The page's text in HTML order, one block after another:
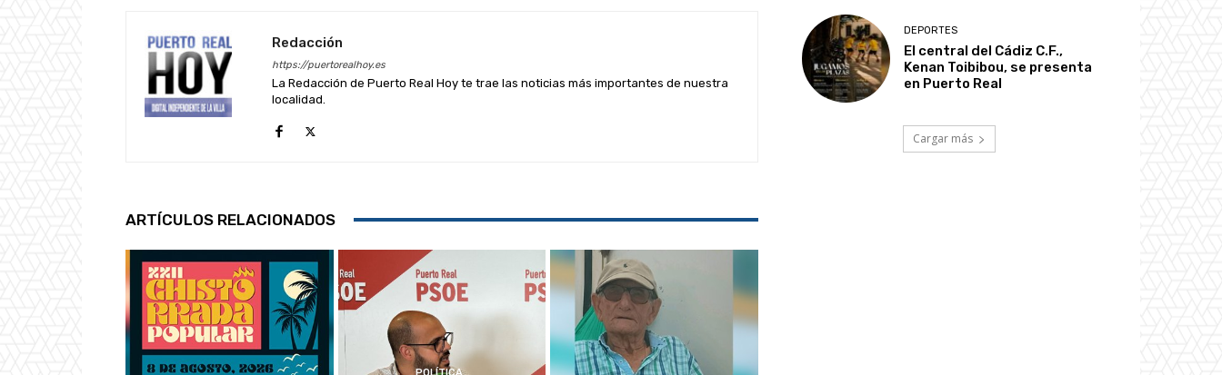
Redacción
https://puertorealhoy.es
La Redacción de Puerto Real Hoy te trae las noticias más importantes de nuestra
localidad.
ARTÍCULOS RELACIONADOS
DEPORTES
El central del Cádiz C.F.,
Kenan Toibibou, se presenta
en Puerto Real
Cargar más